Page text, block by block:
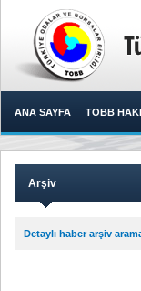
ANA SAYFA TOBB
Arşiv
Detaylı haber arşiv